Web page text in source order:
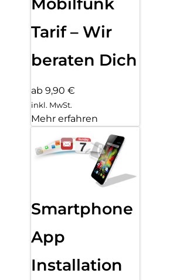
Tarif – Wir
beraten Dich
ab 9,90 €
inkl. MwSt.
Mehr erfahren
Smartphone
App
Installation